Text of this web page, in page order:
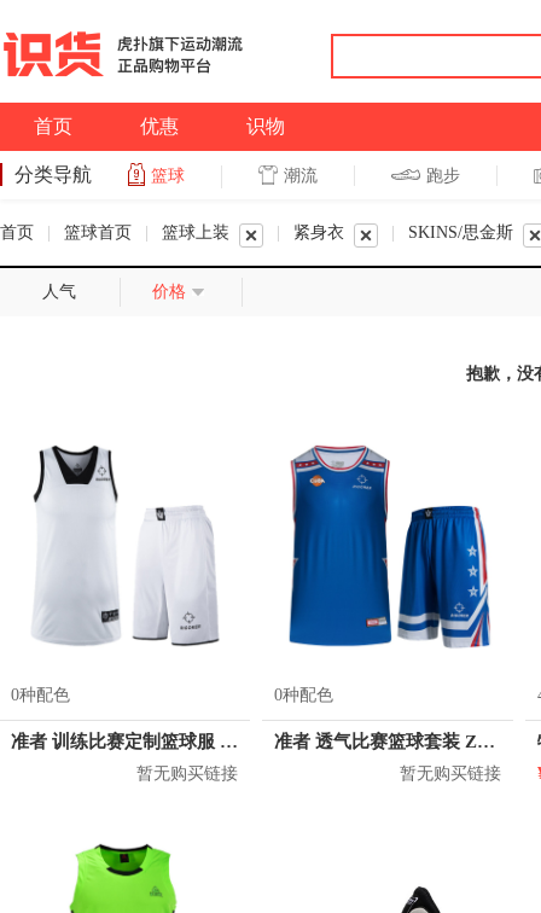
首页 优惠 识物
分类导航 篮球 潮流 跑步
首页 篮球首页 篮球上装 紧身衣 SKINS/思金斯
人气 价格
抱歉，没
0种配色
准者 训练比赛定制篮球服 Z17110105
暂无购买链接
0种配色
准者 透气比赛篮球套装 Z118210177
暂无购买链接